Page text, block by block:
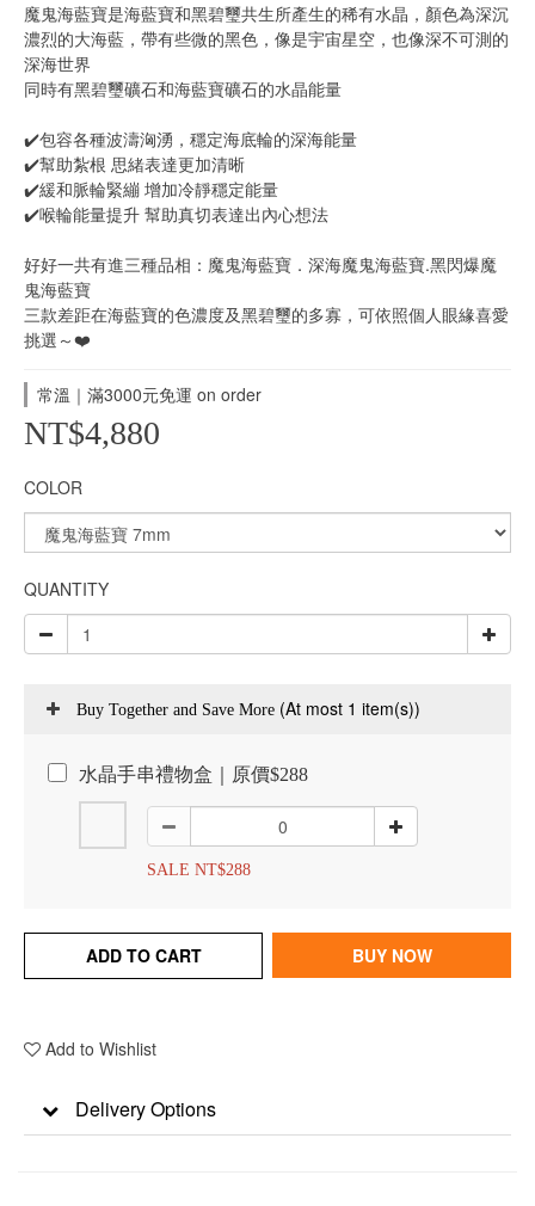
魔鬼海藍寶是海藍寶和黑碧璽共生所產生的稀有水晶，顏色為深沉
濃烈的大海藍，帶有些微的黑色，像是宇宙星空，也像深不可測的
深海世界
同時有黑碧璽礦石和海藍寶礦石的水晶能量
✔️包容各種波濤洶湧，穩定海底輪的深海能量
✔️幫助紮根 思緒表達更加清晰
✔️緩和脈輪緊繃 增加冷靜穩定能量
✔️喉輪能量提升 幫助真切表達出內心想法
好好一共有進三種品相：魔鬼海藍寶．深海魔鬼海藍寶.黑閃爆魔
鬼海藍寶
三款差距在海藍寶的色濃度及黑碧璽的多寡，可依照個人眼緣喜愛
挑選～❤️
常溫｜滿3000元免運 on order
NT$4,880
COLOR
QUANTITY
Buy Together and Save More (At most 1 item(s))
水晶手串禮物盒｜原價$288
SALE NT$288
ADD TO CART BUY NOW
Add to Wishlist
Delivery Options